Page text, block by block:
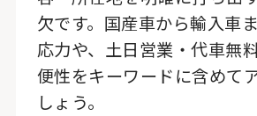
欠です。国産車から輸入車
応力や、土日営業・代車無
便性をキーワードに含めて
しょう。